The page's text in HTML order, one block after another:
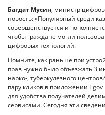
Багдат Мусин, министр
новость: «Популярный среди
совершенствуется и
чтобы граждане могли
цифровых технологий.
Помните, как раньше при
прав нужно было объезжать 3
нарко-, туберкулезного
пару кликов в приложении
для удобства получателей
сервисами. Сегодня эти